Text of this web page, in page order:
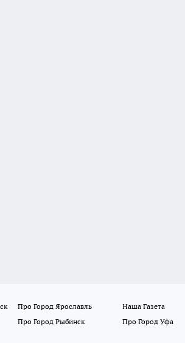
Про Город Ярославль Наша Газета
Про Город Рыбинск Про Город Уфа